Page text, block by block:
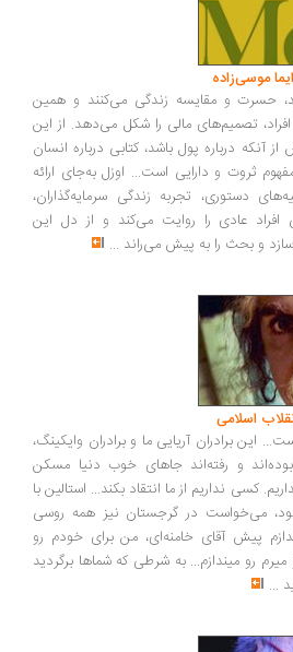
و مقایسه زندگی می‌کنند و همین
مالی را شکل می‌دهد. از این
پول باشد، کتابی درباره انسان
و دارایی است... اوزل به‌جای ارائه
تجربه زندگی سرمایه‌گذاران،
عادی را روایت می‌کند و از دل این
را به پیش می‌راند...
آریایی ما و برادران وایکینگ،
و رفته‌اند جاهای خوب دنیا مسکن
نداریم از ما انتقاد بکند... استالین با
در گرجستان نیز همه روسی
آقای خامنه‌ای، من برای خودم رو
میندازم... به شرطی که شماها برگردید